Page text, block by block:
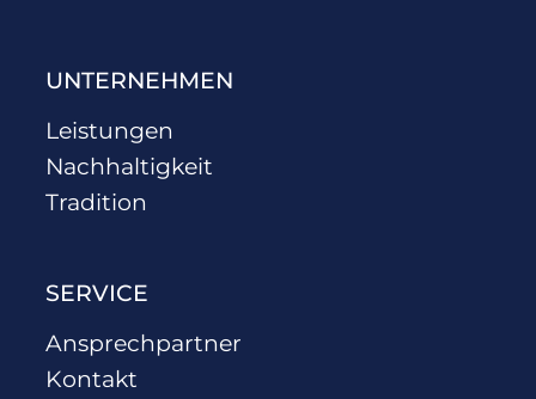
UNTERNEHMEN
Leistungen
Nachhaltigkeit
Tradition
SERVICE
Ansprechpartner
Kontakt